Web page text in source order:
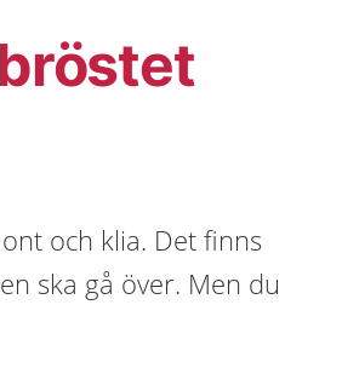
och klia. Det finns
ska gå över. Men du